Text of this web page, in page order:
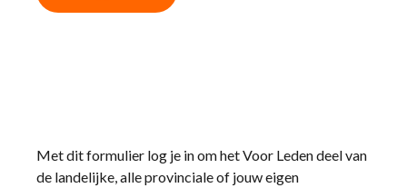
Met dit formulier log je in om het Voor Leden deel van
de landelijke, alle provinciale of jouw eigen